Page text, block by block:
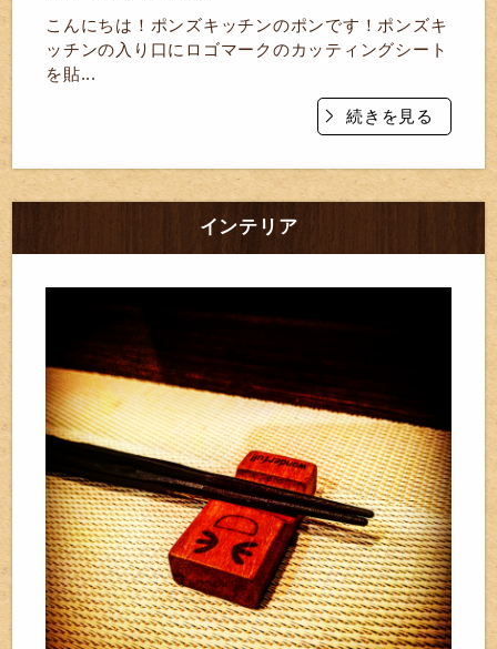
こんにちは！ポンズキッチンのポンです！ポンズキ
ッチンの入り口にロゴマークのカッティングシート
を貼...
続きを見る
インテリア